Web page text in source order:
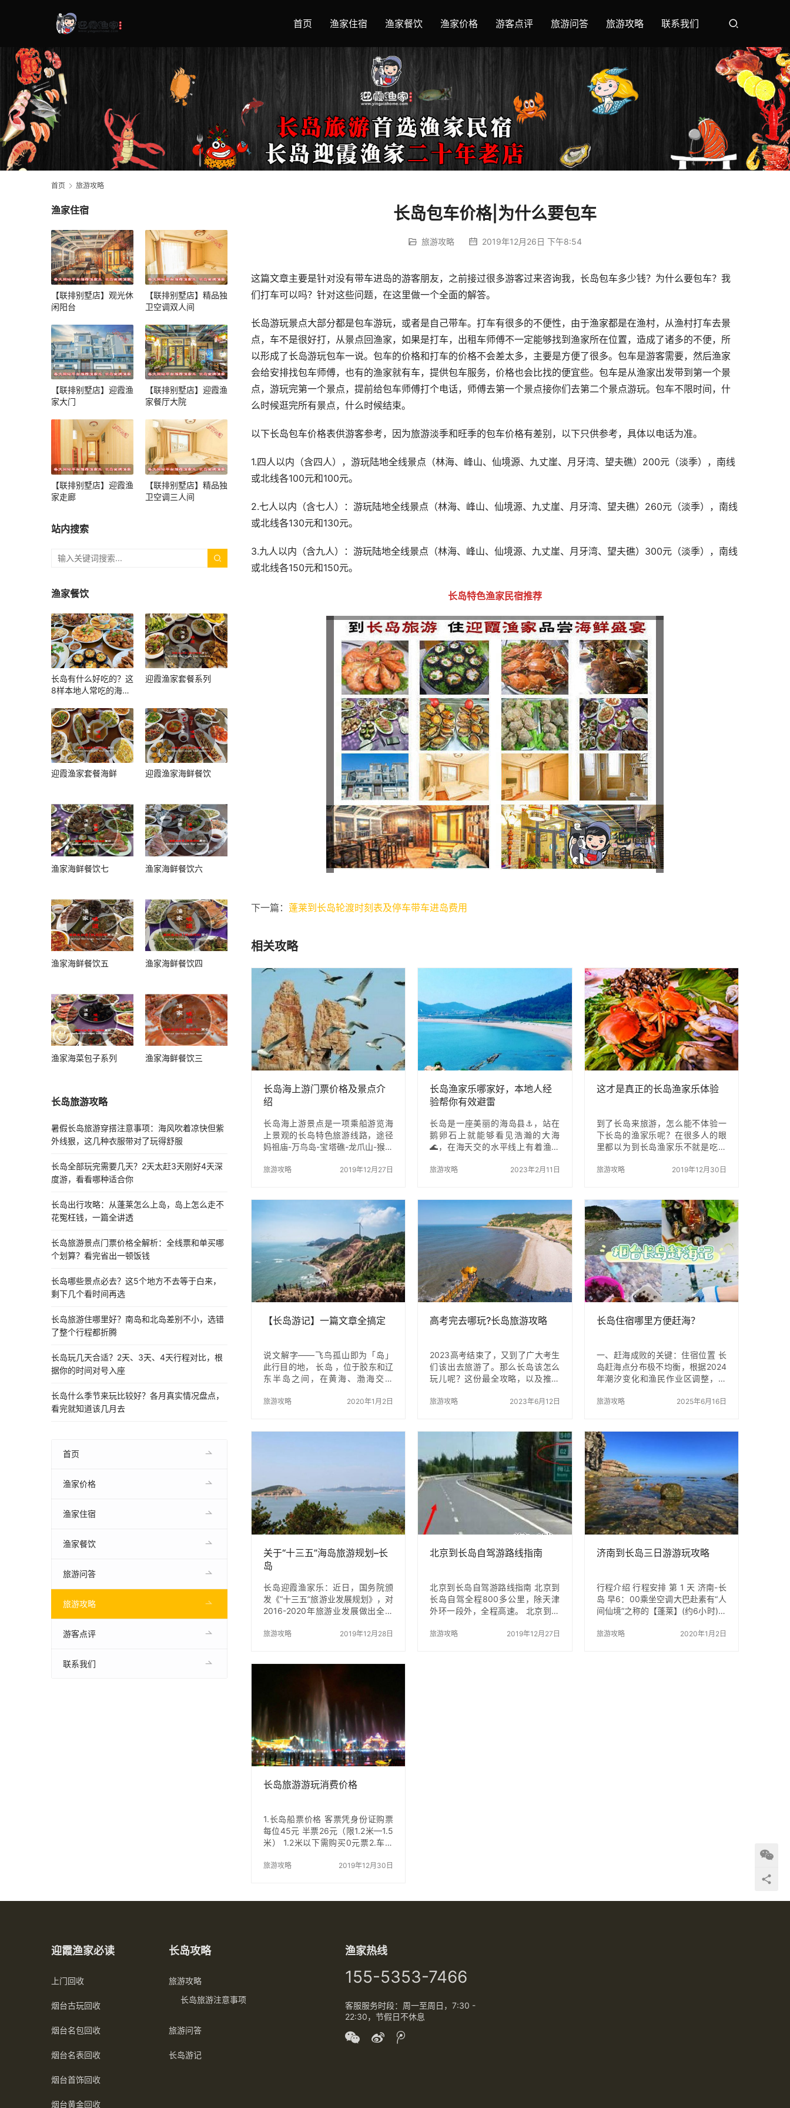
首页 渔家住宿 渔家餐饮 渔家价格 游客点评 旅游问答 旅游攻略 联系我们
首页 旅游攻略
长岛包车价格|为什么要包车
旅游攻略 2019年12月26日 下午8:54
这篇文章主要是针对没有带车进岛的游客朋友，之前接过很多游客过来咨询我，长岛包车多少钱？为什么要包车？我
们打车可以吗？针对这些问题，在这里做一个全面的解答。
长岛游玩景点大部分都是包车游玩，或者是自己带车。打车有很多的不便性，由于渔家都是在渔村，从渔村打车去景
点，车不是很好打，从景点回渔家，如果是打车，出租车师傅不一定能够找到渔家所在位置，造成了诸多的不便，所
以形成了长岛游玩包车一说。包车的价格和打车的价格不会差太多，主要是方便了很多。包车是游客需要，然后渔家
会给安排找包车师傅，也有的渔家就有车，提供包车服务，价格也会比找的便宜些。包车是从渔家出发带到第一个景
点，游玩完第一个景点，提前给包车师傅打个电话，师傅去第一个景点接你们去第二个景点游玩。包车不限时间，什
么时候逛完所有景点，什么时候结束。
以下长岛包车价格表供游客参考，因为旅游淡季和旺季的包车价格有差别，以下只供参考，具体以电话为准。
1.四人以内（含四人），游玩陆地全线景点（林海、峰山、仙境源、九丈崖、月牙湾、望夫礁）200元（淡季），南线
或北线各100元和100元。
2.七人以内（含七人）：游玩陆地全线景点（林海、峰山、仙境源、九丈崖、月牙湾、望夫礁）260元（淡季），南线
或北线各130元和130元。
3.九人以内（含九人）：游玩陆地全线景点（林海、峰山、仙境源、九丈崖、月牙湾、望夫礁）300元（淡季），南线
或北线各150元和150元。
长岛特色渔家民宿推荐
下一篇： 蓬莱到长岛轮渡时刻表及停车带车进岛费用
相关攻略
长岛海上游门票价格及景点介
绍
长岛海上游景点是一项乘船游览海
上景观的长岛特色旅游线路，途径
妈祖庙-万鸟岛-宝塔礁-龙爪山-猴矶
庙又称为妈祖显应宫，建于公元
民就会来此地祈求海神娘娘一年能
够风调雨顺。 万鸟岛又称为高山
岛，是目前长岛海拔最高的岛屿，
岛屿面积仅有0.46平方公里，是一
座候鸟栖身之所。它集海蚀崖、海
蚀洞、海蚀柱、海蚀礁、海蚀阶地
和海积卵石滩于一身；纳高雄、险
峻、幽深、粗犷灵秀于一隅。鸟、
礁、峰、石洞，鬼斧神工，天地造
旅游攻略 2019年12月27日
长岛渔家乐哪家好，本地人经
验帮你有效避雷
长岛是一座美丽的海岛县⚓️，站在
鹅卵石上就能够看见浩瀚的大海
🌊，在海天交的水平线上有着渔船
还飘着白色的云朵。既然到了长岛
岛的渔家乐。 长岛的旅游业发展的
很不错，所以相对的渔家乐等旅游
配套设施也十分完善，很多的小渔
村都加入了渔家乐的行列🌟，他是
省事的吃住一体，不过还是以住为
主，可以选择在渔家乐用餐也可以
选择出去用餐或自…
旅游攻略 2023年2月11日
这才是真正的长岛渔家乐体验
到了长岛来旅游，怎么能不体验一
下长岛的渔家乐呢？在很多人的眼
里都以为到长岛渔家乐不就是吃吃
错特错啦！ 首先先说下长岛的地理
的海域里，有居民居住的岛屿一共
有11座。由于特殊的地理环境，在
这里每年的平均气温是11℃，这里
是国内优秀的养生度假岛！ 到了长
岛如果你只有一天的游玩时间，建
议你可以自由行。从蓬莱港坐船到
长岛只需要40分钟，票价45元/
人，渡车过去160元/辆，其实没必
要渡车的，长岛不是很大，想去…
旅游攻略 2019年12月30日
【长岛游记】一篇文章全搞定
说文解字——飞鸟孤山即为「岛」
此行目的地， 长岛 ，位于胶东和辽
东半岛之间，在黄海、渤海交汇
8700平方千米海域面积组成。从地
谢朓楼饯别校书叔云》里的一句“ 蓬
莱 文章建安骨，中间小谢又清发。”
此处的“ 蓬莱 文章”，借的是东汉时
文人们把皇室藏书之地叫做“ 蓬莱
仙山”的…
旅游攻略 2020年1月2日
高考完去哪玩?长岛旅游攻略
2023高考结束了，又到了广大考生
们该出去旅游了。那么长岛该怎么
玩儿呢？这份最全攻略，以及推荐
做一天纯粹的渔民长岛旅游资源、
岸风光秀丽，气候宜人，原生态的
高品质山海人文景观物不但让出海
人赏心悦目，更为各种海产品繁衍
创造了绝佳的自然环境。长岛海
参、鲍鱼等顶级海珍品资源享誉海
内外，先后被命名为中国”鲍鱼之
乡”、”扇贝之乡”、”海带之乡”…
旅游攻略 2023年6月12日
长岛住宿哪里方便赶海？
一、赶海成败的关键：住宿位置 长
岛赶海点分布极不均衡，根据2024
年潮汐变化和渔民作业区调整，推
选的4个硬指标 1. 步行可达性 2. 工
价 礁石防滑鞋 防止海蛎壳割伤 25
元/天 长柄铁盐瓶 高效诱捕蛏子 15
元/天 强光头灯 夜赶海必备 20元/天
3. 潮汐提醒服务 4. 战利品处理支持
四、民宿套餐选择建议 省钱公式：
住宿+赶海服务打包价 ≤ 单订房费
+工具租赁费 以长岛迎霞渔家乐为
例： 五…
旅游攻略 2025年6月16日
关于“十三五”海岛旅游规划–长
岛
长岛迎霞渔家乐：近日，国务院颁
发《“十三五”旅游业发展规划》，对
2016-2020年旅游业发展做出全景
期间，中国将依托特色旅游资源，
求。山东唯一的海岛县——烟台长
岛入选海岛旅游目的地。 据悉，
《规划》提出的8大特色旅游目的地
建设，包括山岳旅游目的地、海岛
旅游目的地、湖泊旅游目的地、湿
地旅游目的地、草原旅游目的地、
沙漠旅游目的地、古村落旅游目的
地、民俗风情旅游目的地等。 长岛
旅游列入国家规划，这既是国家
旅游攻略 2019年12月28日
北京到长岛自驾游路线指南
北京到长岛自驾游路线指南 北京到
长岛自驾全程800多公里，除天津
外环一段外，全程高速。 北京到长
参考 北京境内：京津塘高速费用：
旅游攻略 2019年12月27日
济南到长岛三日游游玩攻略
行程介绍 行程安排 第 1 天 济南-长
岛 早6：00乘坐空调大巴赴素有“人
间仙境”之称的【蓬莱】(约6小时)，
己需要自费游览【蓬莱阁景区】或
旅游攻略 2020年1月2日
长岛旅游游玩消费价格
1.长岛船票价格 客票凭身份证购票
每位45元 半票26元（限1.2米—1.5
米） 1.2米以下需购买0元票2.车辆
12座：170元 13-20座：200元 21-
元 注：车辆价格不包括驾驶员及乘
港，购船票进长岛。 蓬莱港客运电
旅游攻略 2019年12月30日
渔家住宿
【联排别墅店】观光休
闲阳台
【联排别墅店】精品独
卫空调双人间
【联排别墅店】迎霞渔
家大门
【联排别墅店】迎霞渔
家餐厅大院
【联排别墅店】迎霞渔
家走廊
【联排别墅店】精品独
卫空调三人间
站内搜索
渔家餐饮
长岛有什么好吃的？这
8样本地人常吃的海鲜
对了
迎霞渔家套餐系列
迎霞渔家套餐海鲜 迎霞渔家海鲜餐饮
渔家海鲜餐饮七 渔家海鲜餐饮六
渔家海鲜餐饮五 渔家海鲜餐饮四
渔家海菜包子系列 渔家海鲜餐饮三
长岛旅游攻略
暑假长岛旅游穿搭注意事项：海风吹着凉快但紫
外线狠，这几种衣服带对了玩得舒服
长岛全部玩完需要几天？2天太赶3天刚好4天深
度游，看看哪种适合你
长岛出行攻略：从蓬莱怎么上岛，岛上怎么走不
花冤枉钱，一篇全讲透
长岛旅游景点门票价格全解析：全线票和单买哪
个划算？看完省出一顿饭钱
长岛哪些景点必去？这5个地方不去等于白来，
剩下几个看时间再选
长岛旅游住哪里好？南岛和北岛差别不小，选错
了整个行程都折腾
长岛玩几天合适？2天、3天、4天行程对比，根
据你的时间对号入座
长岛什么季节来玩比较好？各月真实情况盘点，
看完就知道该几月去
首页
渔家价格
渔家住宿
渔家餐饮
旅游问答
旅游攻略
游客点评
联系我们
迎霞渔家必读
上门回收
烟台古玩回收
烟台名包回收
烟台名表回收
烟台首饰回收
烟台黄金回收
长岛攻略
旅游攻略
长岛旅游注意事项
旅游问答
长岛游记
渔家热线
155-5353-7466
客服服务时段：周一至周日，7:30 -
22:30，节假日不休息